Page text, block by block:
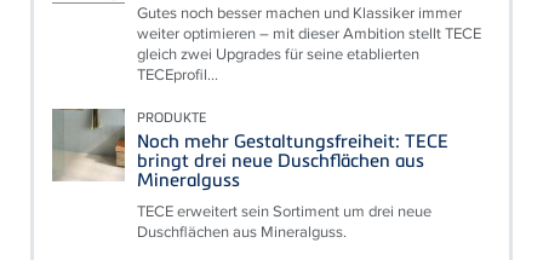
Gutes noch besser machen und Klassiker immer
weiter optimieren – mit dieser Ambition stellt TECE
gleich zwei Upgrades für seine etablierten
TECEprofil...
PRODUKTE
Noch mehr Gestaltungsfreiheit: TECE
bringt drei neue Duschflächen aus
Mineralguss
TECE erweitert sein Sortiment um drei neue
Duschflächen aus Mineralguss.